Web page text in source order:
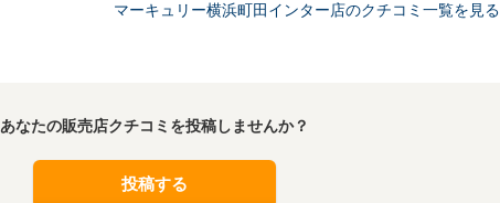
マーキュリー横浜町田インター店のクチコミ一覧を見る
あなたの販売店クチコミを投稿しませんか？
投稿する